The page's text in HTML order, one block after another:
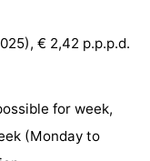
€ 2,42 p.p.p.d.
for week,
(Monday to